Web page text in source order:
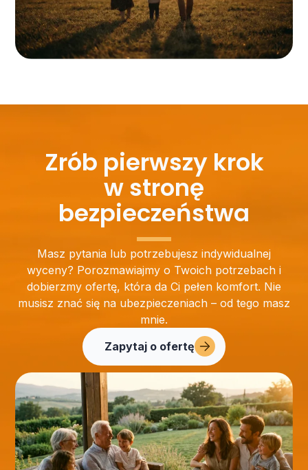
Zrób pierwszy krok
w stronę
bezpieczeństwa
Masz pytania lub potrzebujesz indywidualnej
wyceny? Porozmawiajmy o Twoich potrzebach i
dobierzmy ofertę, która da Ci pełen komfort. Nie
musisz znać się na ubezpieczeniach – od tego masz
mnie.
Zapytaj o ofertę